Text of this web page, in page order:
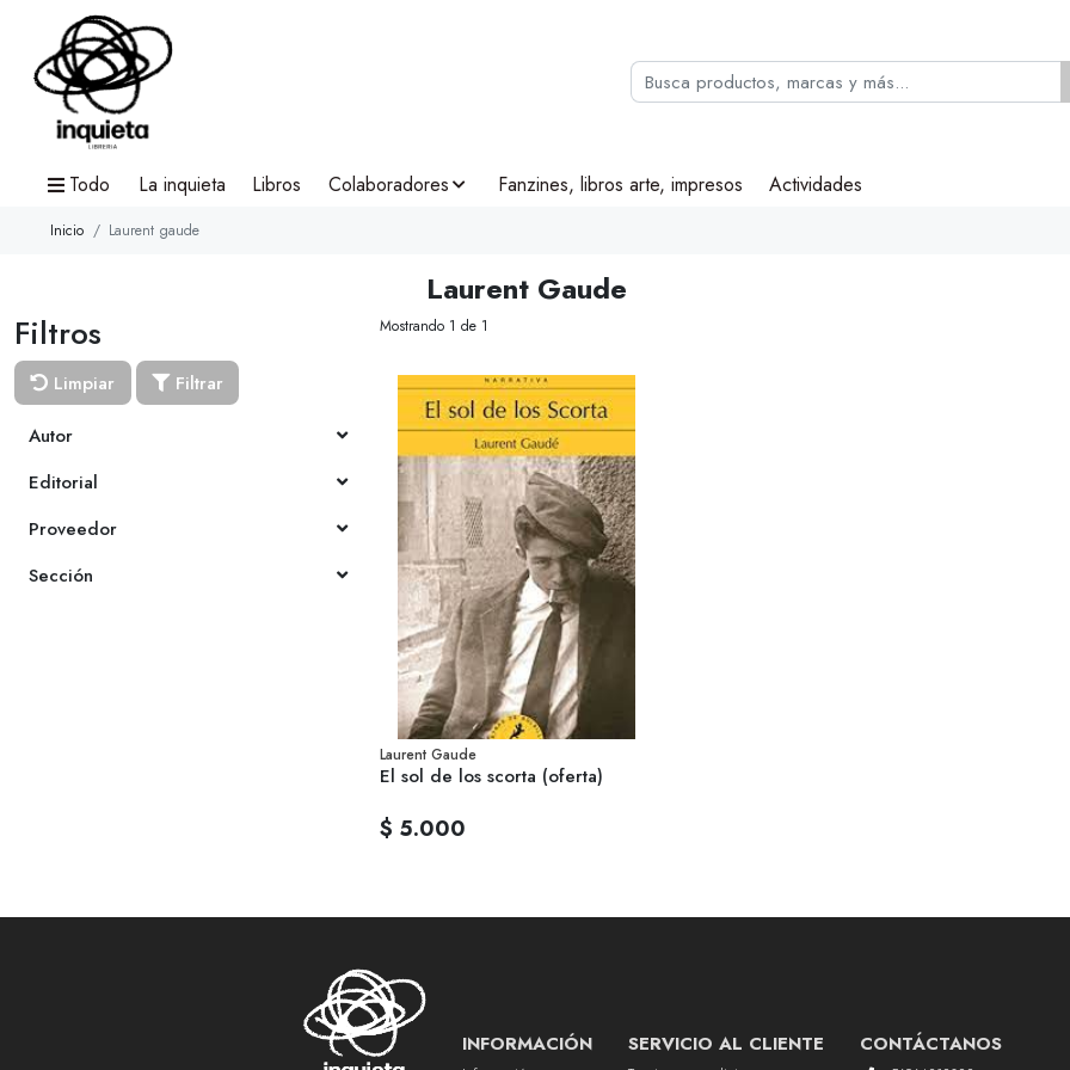
Todo La inquieta Libros Colaboradores Fanzines, libros arte, impresos Actividades
Inicio Laurent gaude
Laurent Gaude
Filtros
Limpiar
Filtrar
Autor
Editorial
Proveedor
Sección
Mostrando 1 de 1
Laurent Gaude
El sol de los scorta (oferta)
$ 5.000
INFORMACIÓN SERVICIO AL CLIENTE CONTÁCTANOS